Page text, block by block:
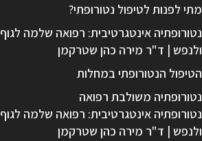
מתי לפנות לטיפול נטורופתי?
נטורופתיה אינטגרטיבית: רפואה שלמה לגוף
ולנפש | ד"ר מירה כהן שטרקמן
הטיפול הנטורופתי במחלות
נטורופתיה משולבת רפואה
נטורופתיה אינטגרטיבית: רפואה שלמה לגוף
ולנפש | ד"ר מירה כהן שטרקמן